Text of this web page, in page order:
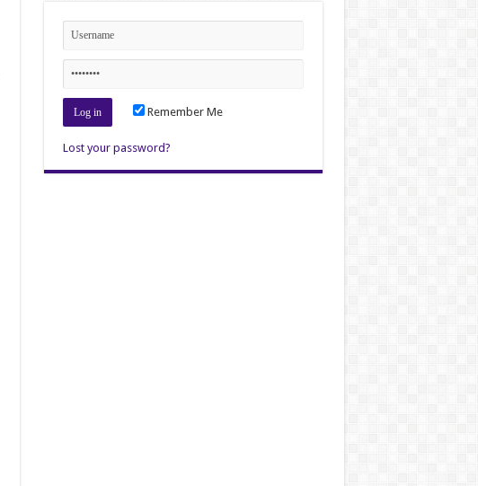
Remember Me
Lost your password?